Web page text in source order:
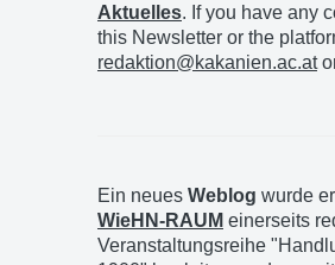
Aktuelles. If you have any
this Newsletter or the
redaktion@kakanien.ac.at
Ein neues Weblog wurde
WieHN-RAUM einerseits
Veranstaltungsreihe